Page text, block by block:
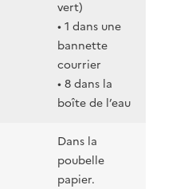
vert)
• 1 dans une
bannette
courrier
• 8 dans la
boîte de l’eau
Dans la
poubelle
papier.